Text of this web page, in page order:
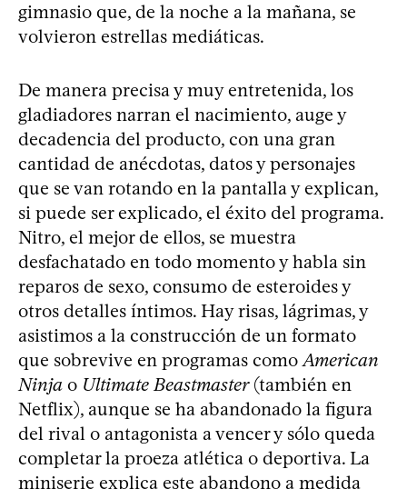
gimnasio que, de la noche a la mañana, se
volvieron estrellas mediáticas.
De manera precisa y muy entretenida, los
gladiadores narran el nacimiento, auge y
decadencia del producto, con una gran
cantidad de anécdotas, datos y personajes
que se van rotando en la pantalla y explican,
si puede ser explicado, el éxito del programa.
Nitro, el mejor de ellos, se muestra
desfachatado en todo momento y habla sin
reparos de sexo, consumo de esteroides y
otros detalles íntimos. Hay risas, lágrimas, y
asistimos a la construcción de un formato
que sobrevive en programas comoAmerican
Ninja o Ultimate Beastmaster(también en
Netflix), aunque se ha abandonado la figura
del rival o antagonista a vencer y sólo queda
completar la proeza atlética o deportiva. La
miniserie explica este abandono a medida